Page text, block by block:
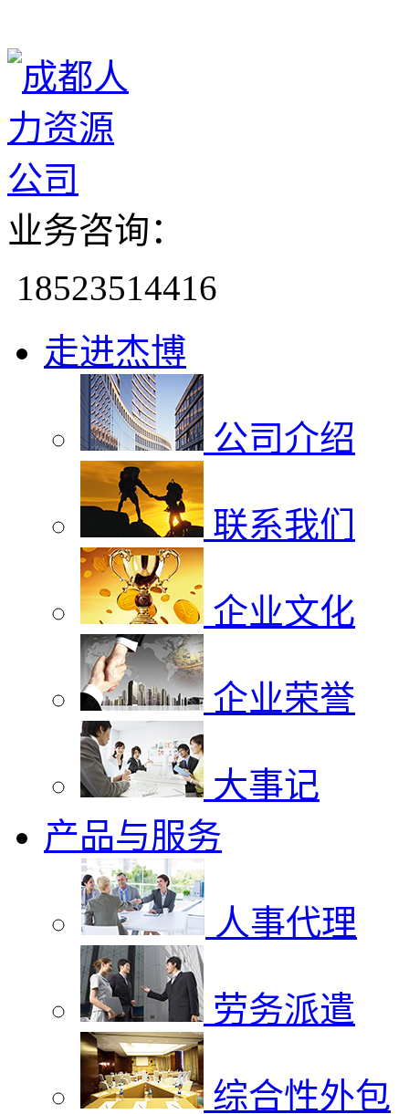
业务咨询：
18523514416
走进杰博
公司介绍
联系我们
企业文化
企业荣誉
大事记
产品与服务
人事代理
劳务派遣
综合性外包